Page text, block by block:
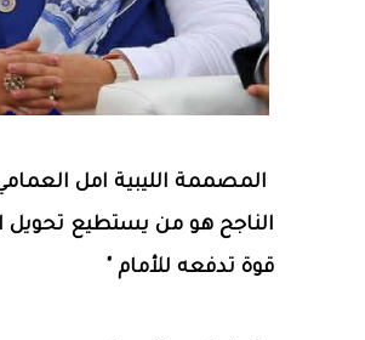
المصممة الليبية امل
الناجح هو من يستطيع تحويل
قوة تدفعه للأمام "